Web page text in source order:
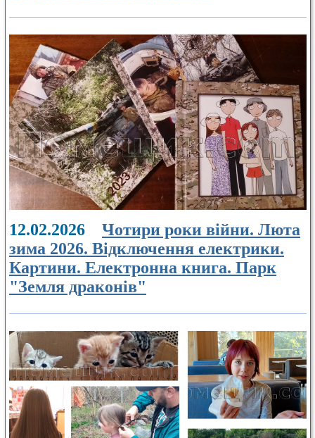
12.02.2026 Чотири роки війни. Люта
зима 2026. Відключення електрики.
Картини. Електронна книга. Парк
"Земля драконів"